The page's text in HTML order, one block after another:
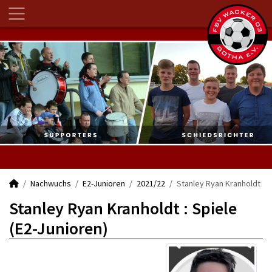
Nachwuchs E2-Junioren 2021/22 Stanley Ryan Kranholdt
Stanley Ryan Kranholdt : Spiele
(E2-Junioren)